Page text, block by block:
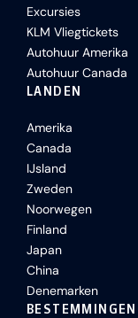
Excursies
KLM Vliegtickets
Autohuur Amerika
Autohuur Canada
LANDEN
Amerika
Canada
IJsland
Zweden
Noorwegen
Finland
Japan
China
Denemarken
BESTEMMINGEN